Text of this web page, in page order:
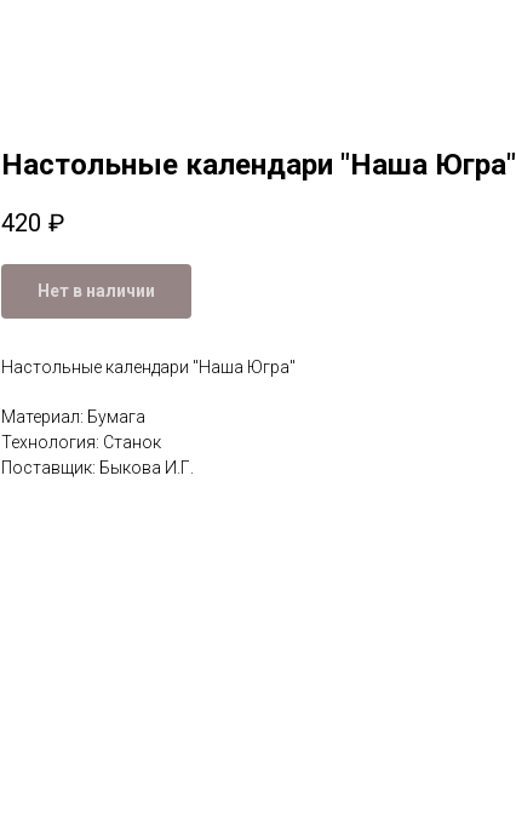
Настольные календари "Наша Югра"
420 ₽
Нет в наличии
Настольные календари "Наша Югра"
Материал: Бумага
Технология: Станок
Поставщик: Быкова И.Г.